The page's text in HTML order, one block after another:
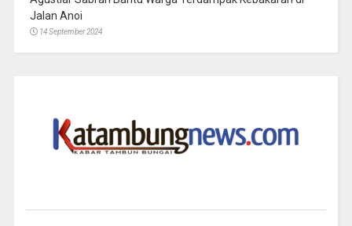
Jalan Anoi
14 September 2024